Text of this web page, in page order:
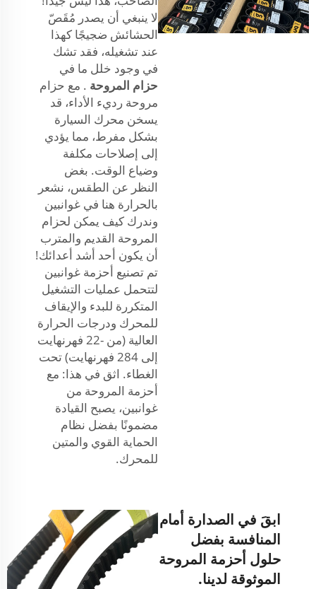
لا ينبغي أن يصدر مُقَصّ
الحشائش ضجيجًا كهذا
عند تشغيله، فقد تشك
في وجود خلل ما في
حزام المروحة . مع حزام
مروحة رديء الأداء، قد
يسخن محرك السيارة
بشكل مفرط، مما يؤدي
إلى إصلاحات مكلفة
وضياع الوقت. بغض
النظر عن الطقس، نشعر
بالحرارة هنا في غوانبين
وندرك كيف يمكن لحزام
المروحة القديم والمترب
أن يكون أحد أشد أعدائك!
تم تصنيع أحزمة غوانبين
لتتحمل عمليات التشغيل
المتكررة للبدء والإيقاف
للمحرك ودرجات الحرارة
العالية (من -22 فهرنهايت
إلى 284 فهرنهايت) تحت
الغطاء. اثق في هذا: مع
أحزمة المروحة من
غوانبين، يصبح القيادة
مضمونًا بفضل نظام
الحماية القوي والمتين
للمحرك.
ابقَ في الصدارة أمام
المنافسة بفضل
حلول أحزمة المروحة
الموثوقة لدينا.